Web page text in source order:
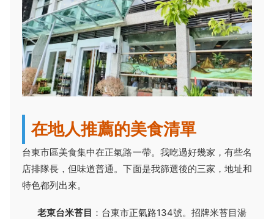
在地人推薦的美食清單
台東市區美食集中在正氣路一帶。我吃過好幾家，有些名
店排隊長，但味道普通。下面是我篩選後的三家，地址和
特色都列出來。
老東台米苔目 ：台東市正氣路134號。招牌米苔目湯